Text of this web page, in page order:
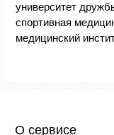
университет
спортивная
медицинский
О сервисе